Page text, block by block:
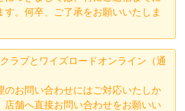
。何卒、ご了承をお願いいたしま
ラブとワイズロードオンライン（通
のお問い合わせにはご対応いたしか
店舗へ直接お問い合わせをお願いい